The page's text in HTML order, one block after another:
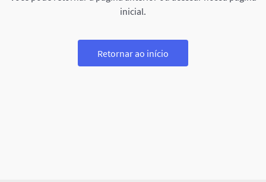
inicial.
Retornar ao início